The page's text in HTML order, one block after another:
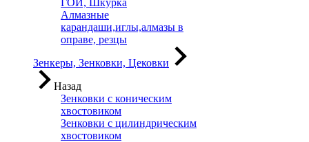
ГОИ, Шкурка
Алмазные
карандаши,иглы,алмазы в
оправе, резцы
Зенкеры, Зенковки, Цековки
Назад
Зенковки с коническим
хвостовиком
Зенковки с цилиндрическим
хвостовиком